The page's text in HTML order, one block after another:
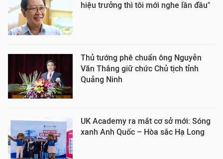
hiệu trưởng thì tôi mới nghe lần đầu"
Thủ tướng phê chuẩn ông Nguyễn
Văn Thắng giữ chức Chủ tịch tỉnh
Quảng Ninh
UK Academy ra mắt cơ sở mới: Sóng
xanh Anh Quốc – Hòa sắc Hạ Long